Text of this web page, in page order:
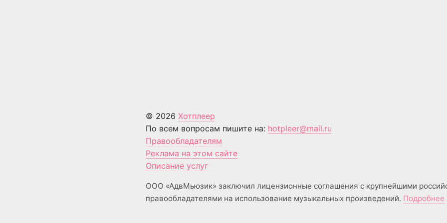
© 2026 Хотплеер
По всем вопросам пишите на: hotpleer@mail.ru
Правообладателям
Реклама на этом сайте
Описание услуг
ООО «АдвМьюзик» заключил лицензионные соглашения с крупнейшими
правообладателями на использование музыкальных произведений. Подробнее